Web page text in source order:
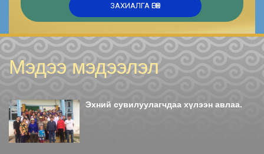
ЗАХИАЛГА ӨГӨХ
Мэдээ мэдээлэл
Эхний сувилуулагчдаа хүлээн авлаа.